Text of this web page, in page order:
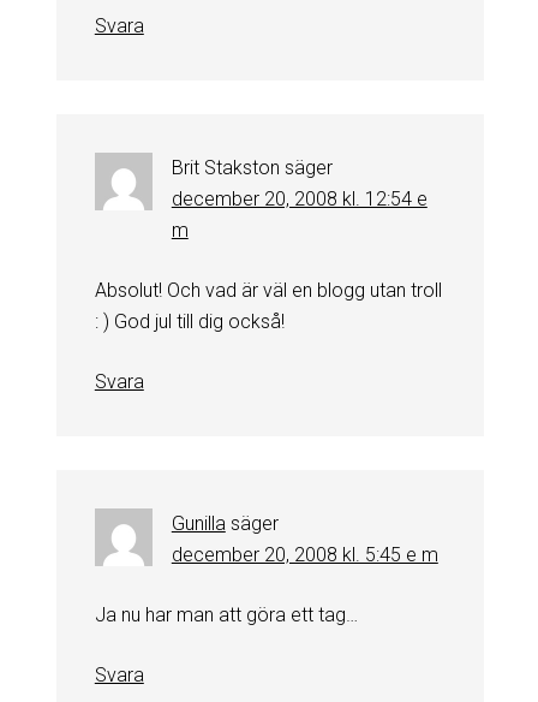
Svara
Brit Stakston säger
december 20, 2008 kl. 12:54 e
m
Absolut! Och vad är väl en blogg utan troll
: ) God jul till dig också!
Svara
Gunilla säger
december 20, 2008 kl. 5:45 e m
Ja nu har man att göra ett tag…
Svara